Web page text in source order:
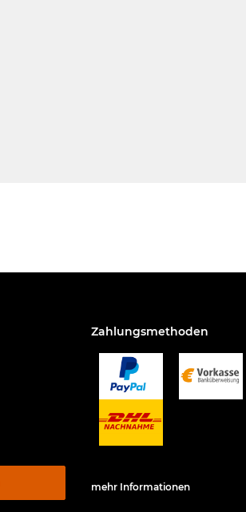
Zahlungsmethoden
mehr Informationen